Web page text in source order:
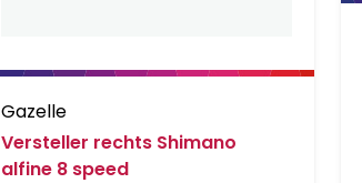
Gazelle
Versteller rechts Shimano
alfine 8 speed